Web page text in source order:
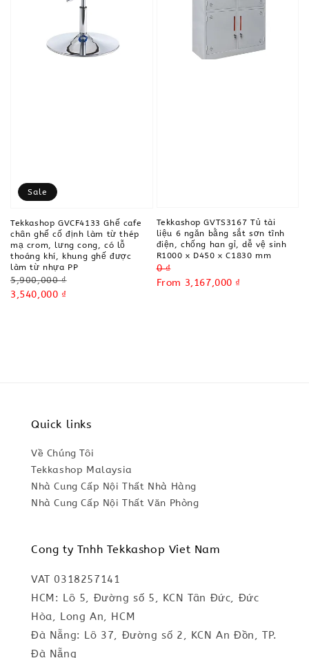
Sale
Tekkashop GVCF4133 Ghế cafe
chân ghế cố định làm từ thép
mạ crom, lưng cong, có lỗ
thoáng khí, khung ghế được
làm từ nhựa PP
Regular
price
5,900,000 ₫
Sale
3,540,000 ₫
Tekkashop GVTS3167 Tủ tài
liệu 6 ngăn bằng sắt sơn tĩnh
điện, chống han gỉ, dễ vệ sinh
R1000 x D450 x C1830 mm
Regular
price
0 ₫
Sale
From 3,167,000 ₫
Quick links
Về Chúng Tôi
Tekkashop Malaysia
Nhà Cung Cấp Nội Thất Nhà Hàng
Nhà Cung Cấp Nội Thất Văn Phòng
Cong ty Tnhh Tekkashop Viet Nam
VAT 0318257141
HCM: Lô 5, Đường số 5, KCN Tân Đức, Đức
Hòa, Long An, HCM
Đà Nẵng: Lô 37, Đường số 2, KCN An Đồn, TP.
Đà Nẵng